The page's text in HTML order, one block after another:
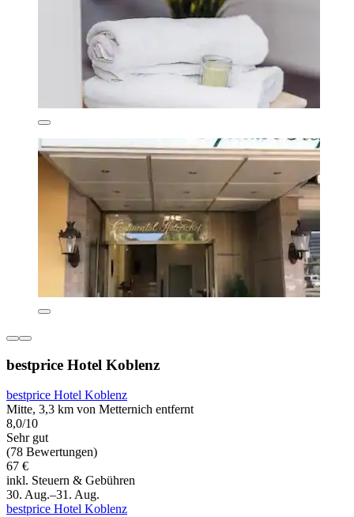
bestprice Hotel Koblenz
bestprice Hotel Koblenz
Mitte, 3,3 km von Metternich entfernt
8,0/10
Sehr gut
(78 Bewertungen)
67 €
inkl. Steuern & Gebühren
30. Aug.–31. Aug.
bestprice Hotel Koblenz